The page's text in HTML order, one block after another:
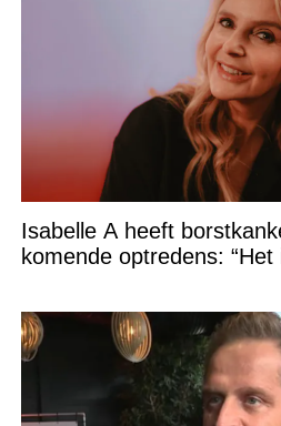
Isabelle A heeft
komende optredens: “Het